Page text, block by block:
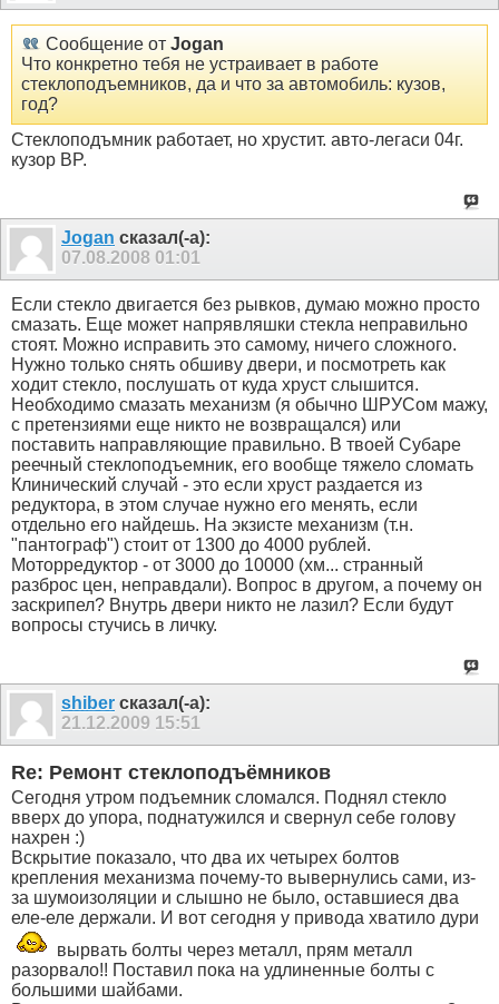
Сообщение от Jogan
Что конкретно тебя не устраивает в работе
стеклоподъемников, да и что за автомобиль: кузов,
год?
Стеклоподъмник работает, но хрустит. авто-легаси 04г.
кузор BP.
Jogan сказал(-а):
07.08.2008 01:01
Если стекло двигается без рывков, думаю можно просто
смазать. Еще может напрявляшки стекла неправильно
стоят. Можно исправить это самому, ничего сложного.
Нужно только снять обшиву двери, и посмотреть как
ходит стекло, послушать от куда хруст слышится.
Необходимо смазать механизм (я обычно ШРУСом мажу,
с претензиями еще никто не возвращался) или
поставить направляющие правильно. В твоей Субаре
реечный стеклоподъемник, его вообще тяжело сломать
Клинический случай - это если хруст раздается из
редуктора, в этом случае нужно его менять, если
отдельно его найдешь. На экзисте механизм (т.н.
"пантограф") стоит от 1300 до 4000 рублей.
Моторредуктор - от 3000 до 10000 (хм... странный
разброс цен, неправдали). Вопрос в другом, а почему он
заскрипел? Внутрь двери никто не лазил? Если будут
вопросы стучись в личку.
shiber сказал(-а):
21.12.2009 15:51
Re: Ремонт стеклоподъёмников
Сегодня утром подъемник сломался. Поднял стекло
вверх до упора, поднатужился и свернул себе голову
нахрен :)
Вскрытие показало, что два их четырех болтов
крепления механизма почему-то вывернулись сами, из-
за шумоизоляции и слышно не было, оставшиеся два
еле-еле держали. И вот сегодня у привода хватило дури
вырвать болты через металл, прям металл
разорвало!! Поставил пока на удлиненные болты с
большими шайбами.